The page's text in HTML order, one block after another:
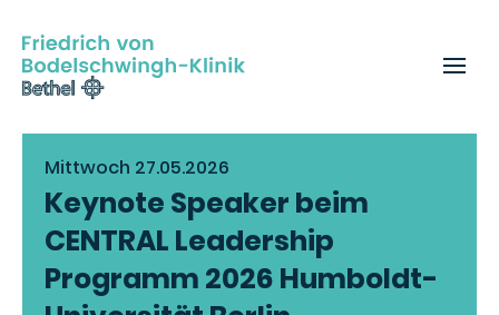
Mittwoch 27.05.2026
Keynote Speaker beim
CENTRAL Leadership
Programm 2026 Humboldt-